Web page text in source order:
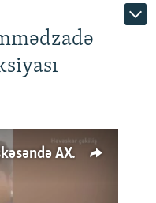
'Məni təpiklədilər ki...' - Daşkəsəndə AXCP fəalının yaxınları onun həbsinə etiraz edirlər